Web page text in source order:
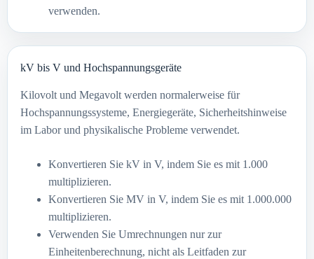
verwenden.
kV bis V und Hochspannungsgeräte
Kilovolt und Megavolt werden normalerweise für
Hochspannungssysteme, Energiegeräte, Sicherheitshinweise
im Labor und physikalische Probleme verwendet.
Konvertieren Sie kV in V, indem Sie es mit 1.000
multiplizieren.
Konvertieren Sie MV in V, indem Sie es mit 1.000.000
multiplizieren.
Verwenden Sie Umrechnungen nur zur
Einheitenberechnung, nicht als Leitfaden zur